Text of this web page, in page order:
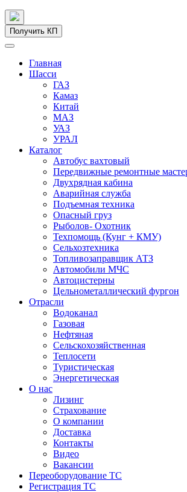
Получить КП
Главная
Шасси
ГАЗ
Камаз
Китай
МАЗ
УАЗ
УРАЛ
Каталог
Автобус вахтовый
Передвижные ремонтные
Двухрядная кабина
Аварийная служба
Подъемная техника
Опасный груз
Рыболов- Охотник
Техпомощь (Кунг + КМУ)
Сельхозтехника
Топливозаправщик АТЗ
Автомобили МЧС
Автоцистерны
Цельнометаллический фургон
Отрасли
Водоканал
Газовая
Нефтяная
Сельскохозяйственная
Теплосети
Туристическая
Энергетическая
О нас
Лизинг
Страхование
О компании
Доставка
Контакты
Видео
Вакансии
Переоборудование ТС
Регистрация ТС